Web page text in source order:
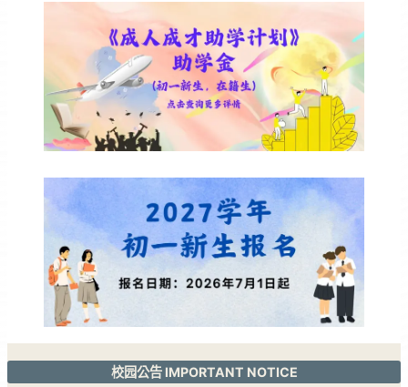
校园公告 IMPORTANT NOTICE